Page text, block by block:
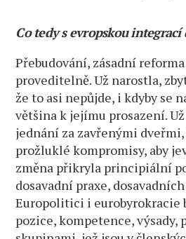
Co tedy s evropskou integrací
Přebudování, zásadní
proveditelně. Už narostla,
že to asi nepůjde, i kdyby se
většina k jejímu prosazení.
jednání za zavřenými
prožluklé kompromisy, aby
změna přikryla principiální
dosavadní praxe,
Europolitici i eurobyrokracie
pozice, kompetence, výsady,